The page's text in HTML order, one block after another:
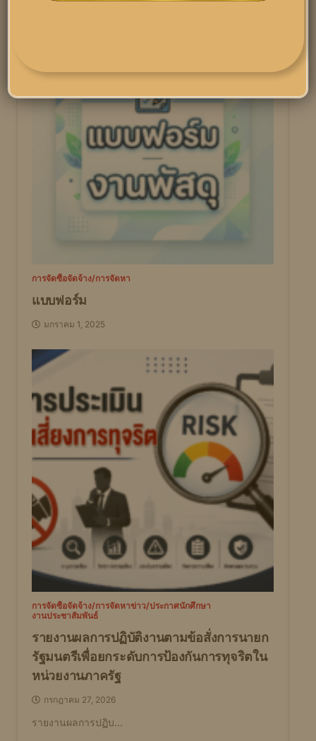
การจัดซื้อจัดจ้าง/การจัดหา
แบบฟอร์ม
มกราคม 1, 2025
การจัดซื้อจัดจ้าง/การจัดหาข่าว/ประกาศนักศึกษา
งานประชาสัมพันธ์
รายงานผลการปฏิบัติงานตามข้อสั่งการนายก
รัฐมนตรีเพื่อยกระดับการป้องกันการทุจริตใน
หน่วยงานภาครัฐ
กรกฎาคม 27, 2026
รายงานผลการปฏิบ…